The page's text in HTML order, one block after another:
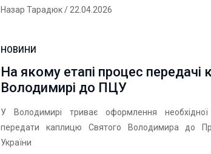
Назар Тарадюк/ 22.04.2026
НОВИНИ
На якому етапі процес передачі
Володимирі до ПЦУ
У Володимирі триває оформлення необхідної
передати каплицю Святого Володимира до
України